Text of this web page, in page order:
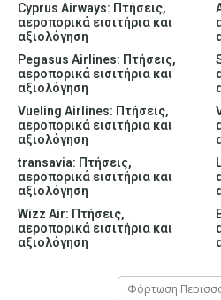
Cyprus Airways: Πτήσεις,
αεροπορικά εισιτήρια και
αξιολόγηση
Pegasus Airlines: Πτήσεις,
αεροπορικά εισιτήρια και
αξιολόγηση
Vueling Airlines: Πτήσεις,
αεροπορικά εισιτήρια και
αξιολόγηση
transavia: Πτήσεις,
αεροπορικά εισιτήρια και
αξιολόγηση
Wizz Air: Πτήσεις,
αεροπορικά εισιτήρια και
αξιολόγηση
Φόρτωση